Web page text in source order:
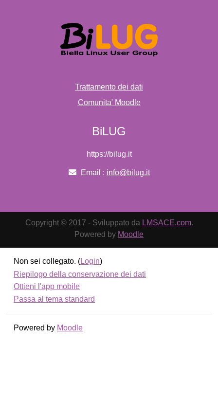
Trattamento dei dati
Comunita' Moodle
BiLUG
https://bilug.it
Email : info@bilug.it
Copyright © 2017 - Sviluppato da LMSACE.com.
Powered by Moodle
Non sei collegato. (Login)
Riepilogo della conservazione dei dati
Ottieni l'app mobile
Passa al tema standard
Powered by Moodle